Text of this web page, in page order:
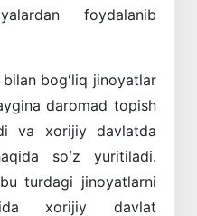
foydalanib
bogʻliq jinoyatlar
daromad topish
va xorijiy davlatda
soʻz yuritiladi.
turdagi jinoyatlarni
xorijiy davlat